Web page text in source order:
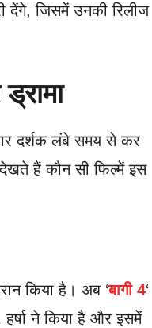
देंगे, जिसमें उनकी रिलीज
दर्शक लंबे समय से कर
हैं कौन सी फिल्में इस
किया है। अब ‘बागी 4‘
ने किया है और इसमें